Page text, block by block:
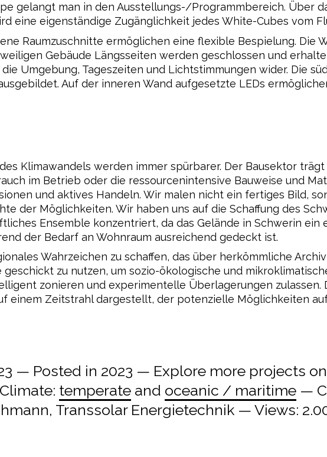
gelangt man in den Ausstellungs-/Programmbereich. Über
eine eigenständige Zugänglichkeit jedes White-Cubes vom
Raumzuschnitte ermöglichen eine flexible Bespielung. Die
Gebäude Längsseiten werden geschlossen und
Umgebung, Tageszeiten und Lichtstimmungen wider. Die
Auf der inneren Wand aufgesetzte LEDs
Klimawandels werden immer spürbarer. Der Bausektor
im Betrieb oder die ressourcenintensive Bauweise und
und aktives Handeln. Wir malen nicht ein fertiges Bild,
der Möglichkeiten. Wir haben uns auf die Schaffung des
Ensemble konzentriert, da das Gelände in Schwerin ein
der Bedarf an Wohnraum ausreichend gedeckt ist.
Wahrzeichen zu schaffen, das über herkömmliche
geschickt zu nutzen, um sozio-ökologische und
zonieren und experimentelle Überlagerungen
einem Zeitstrahl dargestellt, der potenzielle Möglichkeiten
— Posted in 2023 — Explore more projects on
temperate and oceanic / maritime —
Transsolar Energietechnik — Views: